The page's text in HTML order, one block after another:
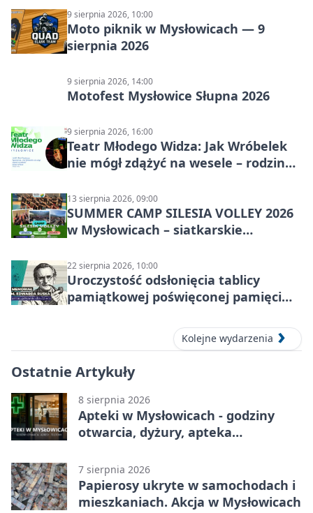
9 sierpnia 2026, 10:00
Moto piknik w Mysłowicach — 9
sierpnia 2026
9 sierpnia 2026, 14:00
Motofest Mysłowice Słupna 2026
9 sierpnia 2026, 16:00
Teatr Młodego Widza: Jak Wróbelek
nie mógł zdążyć na wesele – rodzinny
13 sierpnia 2026, 09:00
SUMMER CAMP SILESIA VOLLEY 2026
w Mysłowicach – siatkarskie
22 sierpnia 2026, 10:00
Uroczystość odsłonięcia tablicy
pamiątkowej poświęconej pamięci
Kolejne wydarzenia
Ostatnie Artykuły
8 sierpnia 2026
Apteki w Mysłowicach - godziny
otwarcia, dyżury, apteka
7 sierpnia 2026
Papierosy ukryte w samochodach i
mieszkaniach. Akcja w Mysłowicach